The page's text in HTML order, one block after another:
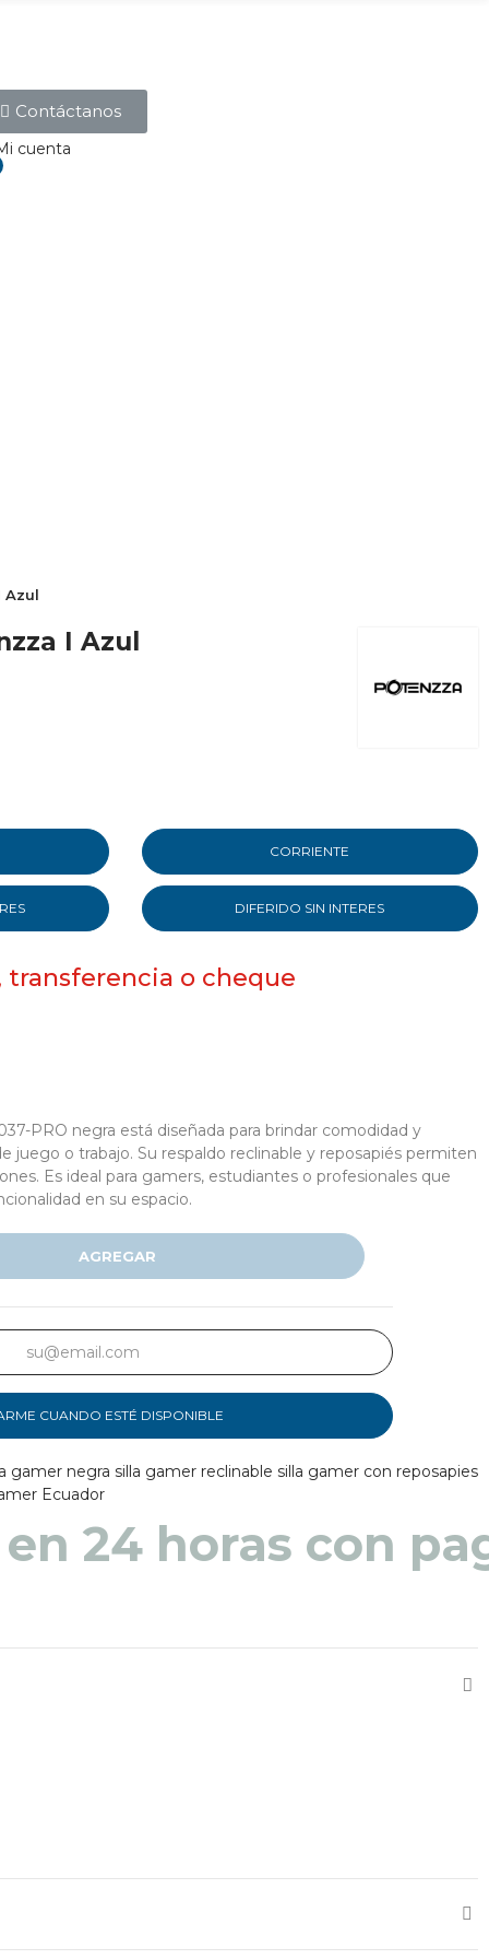
Contáctanos
cuenta
Azul
I Azul
CORRIENTE
DIFERIDO SIN INTERES
transferencia o cheque
PRO negra está diseñada para brindar comodidad y
juego o trabajo. Su respaldo reclinable y reposapiés permiten
Es ideal para gamers, estudiantes o profesionales que
en su espacio.
AGREGAR
CUANDO ESTÉ DISPONIBLE
gamer negra silla gamer reclinable silla gamer con reposapies
Ecuador
48 a 72 horas